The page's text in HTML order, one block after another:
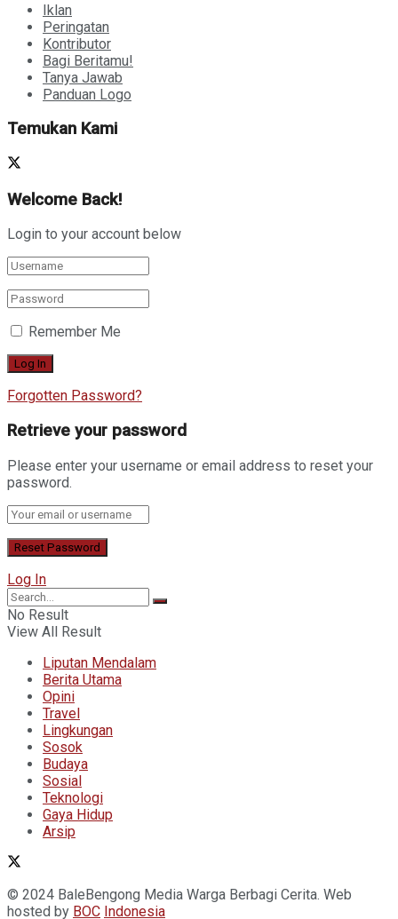
Iklan
Peringatan
Kontributor
Bagi Beritamu!
Tanya Jawab
Panduan Logo
Temukan Kami
Welcome Back!
Login to your account below
Remember Me
Forgotten Password?
Retrieve your password
Please enter your username or email address to reset your
password.
Log In
No Result
View All Result
Liputan Mendalam
Berita Utama
Opini
Travel
Lingkungan
Sosok
Budaya
Sosial
Teknologi
Gaya Hidup
Arsip
© 2024 BaleBengong Media Warga Berbagi Cerita. Web
hosted by BOC Indonesia